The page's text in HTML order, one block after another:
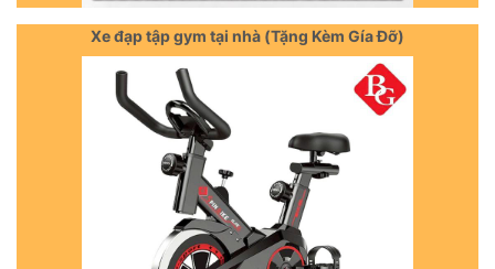
Xe đạp tập gym tại nhà (Tặng Kèm Gía Đỡ)